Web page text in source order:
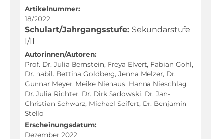
Geschichte
Latein
Mathematik
Musik
Naturwissenschaften
Niederdeutsch
Artikelnummer:
18/2022
Schulart/Jahrgangsstufe: Sekundarstufe
I/II
Autorinnen/Autoren:
Prof. Dr. Julia Bernstein, Freya Elvert, Fabian Gohl,
Dr. habil. Bettina Goldberg, Jenna Melzer, Dr.
Gunnar Meyer, Meike Niehaus, Hanna Nieschlag,
Dr. Julia Richter, Dr. Dirk Sadowski, Dr. Jan-
Christian Schwarz, Michael Seifert, Dr. Benjamin
Stello
Erscheinungsdatum:
Dezember 2022